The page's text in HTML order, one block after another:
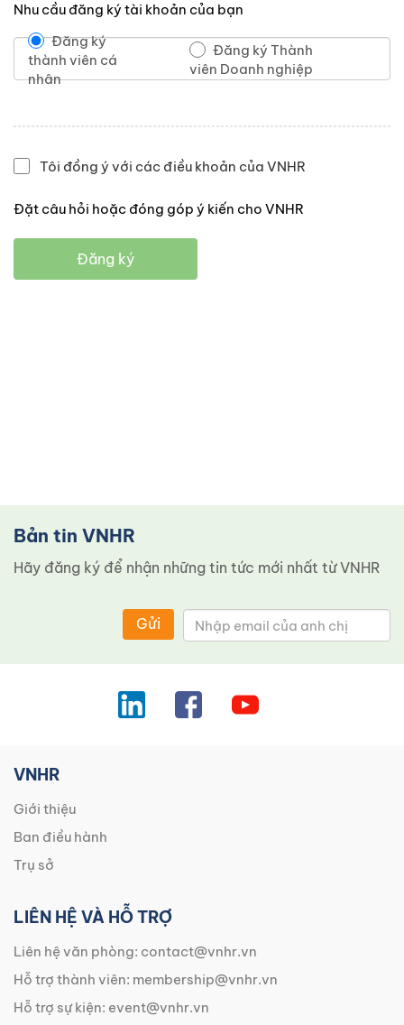
Nhu cầu đăng ký tài khoản của bạn
Đăng ký
thành viên cá
nhân
Đăng ký Thành
viên Doanh nghiệp
Tôi đồng ý với các điều khoản của VNHR
Đặt câu hỏi hoặc đóng góp ý kiến cho VNHR
Đăng ký
Bản tin VNHR
Hãy đăng ký để nhận những tin tức mới nhất từ ​​VNHR
Gửi
VNHR
Giới thiệu
Ban điều hành
Trụ sở
LIÊN HỆ VÀ HỖ TRỢ
Liên hệ văn phòng: contact@vnhr.vn
Hỗ trợ thành viên: membership@vnhr.vn
Hỗ trợ sự kiện: event@vnhr.vn